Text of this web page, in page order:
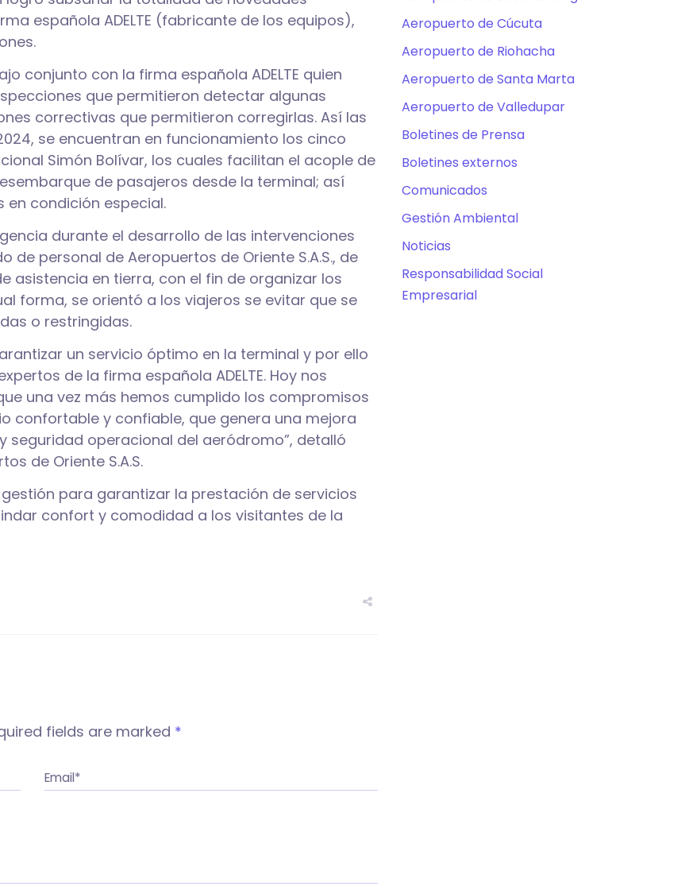
española ADELTE (fabricante de los equipos),
conjunto con la firma española ADELTE quien
que permitieron detectar algunas
correctivas que permitieron corregirlas. Así las
se encuentran en funcionamiento los cinco
Simón Bolívar, los cuales facilitan el acople de
de pasajeros desde la terminal; así
en condición especial.
durante el desarrollo de las intervenciones
personal de Aeropuertos de Oriente S.A.S., de
asistencia en tierra, con el fin de organizar los
forma, se orientó a los viajeros se evitar que se
o restringidas.
un servicio óptimo en la terminal y por ello
de la firma española ADELTE. Hoy nos
una vez más hemos cumplido los compromisos
confortable y confiable, que genera una mejora
operacional del aeródromo”, detalló
de Oriente S.A.S.
para garantizar la prestación de servicios
confort y comodidad a los visitantes de la
fields are marked *
Email*
Aeropuerto de Cúcuta
Aeropuerto de Riohacha
Aeropuerto de Santa Marta
Aeropuerto de Valledupar
Boletines de Prensa
Boletines externos
Comunicados
Gestión Ambiental
Noticias
Responsabilidad Social
Empresarial